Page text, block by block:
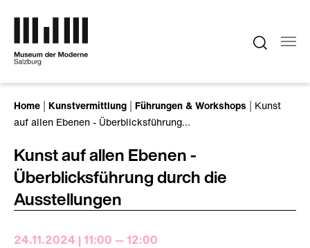
Home Kunstvermittlung Führungen & Workshops
Kunst
auf allen Ebenen - Überblicksführung…
Kunst auf allen Ebenen -
Überblicksführung durch die
Ausstellungen
24.11.2024 | 11:00 — 12:00